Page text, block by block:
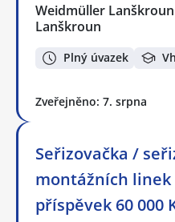
Weidmüller
Lanškroun
Plný úvazek
Zveřejněno: 7. srpna
Seřizovačka /
montážních linek
příspěvek 60 000